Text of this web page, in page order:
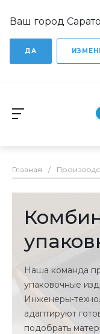
Ваш город
ДА
Главная /
Наша команда
упаковочные
Инженеры-
адаптируют
подобрать